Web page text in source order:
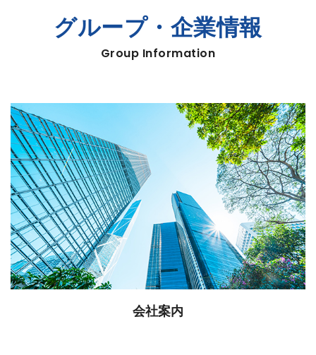
グループ・企業情報
Group Information
会社案内